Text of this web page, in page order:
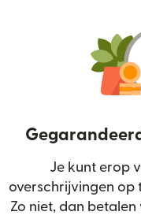
in een nieuw
Je kunt erop
overschrijvingen op
Zo niet, dan